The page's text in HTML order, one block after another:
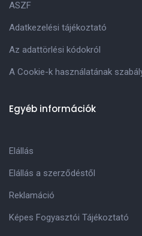
ASZF
Adatkezelési tájékoztató
Az adattörlési kódokról
A Cookie-k használatának
Egyéb információk
Elállás
Elállás a szerződéstől
Reklamáció
Képes Fogyasztói Tájékoztató